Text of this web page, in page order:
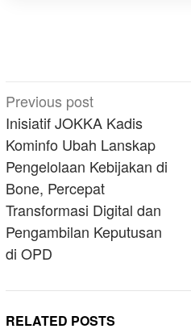
Post
navigation
Previous post
Inisiatif JOKKA Kadis
Kominfo Ubah Lanskap
Pengelolaan Kebijakan di
Bone, Percepat
Transformasi Digital dan
Pengambilan Keputusan
di OPD
RELATED POSTS